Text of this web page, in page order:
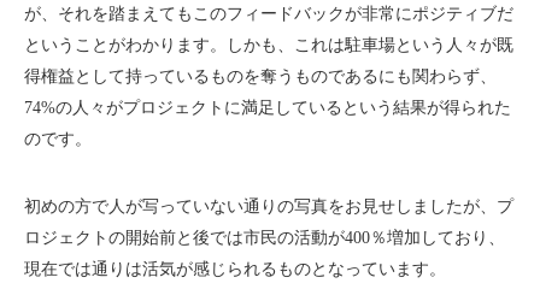
が、それを踏まえてもこのフィードバックが非常にポジティブだ
ということがわかります。しかも、これは駐車場という人々が既
得権益として持っているものを奪うものであるにも関わらず、
74%の人々がプロジェクトに満足しているという結果が得られた
のです。
初めの方で人が写っていない通りの写真をお見せしましたが、プ
ロジェクトの開始前と後では市民の活動が400％増加しており、
現在では通りは活気が感じられるものとなっています。